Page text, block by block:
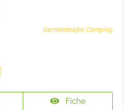
Gemeentelijke Camping
Fiche